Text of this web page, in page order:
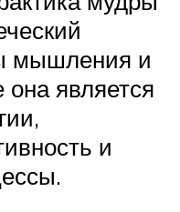
мышления и
она является
и